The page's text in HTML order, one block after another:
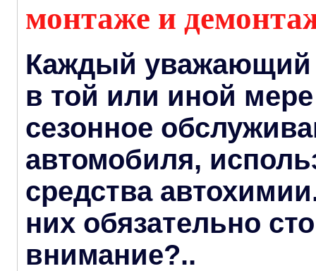
монтаже и
Каждый уважающий
в той или иной
сезонное
автомобиля,
средства
них обязательно
внимание?..